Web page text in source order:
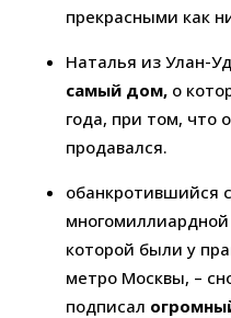
прекрасными как
Наталья из Улан-
самый дом, о
года, при том, что
продавался.
обанкротившийся
которой были у
метро Москвы, –
подписал